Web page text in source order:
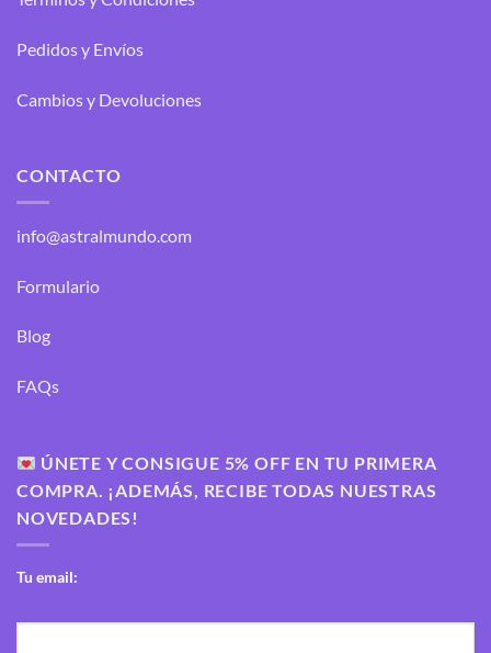
Pedidos y Envíos
Cambios y Devoluciones
CONTACTO
info@astralmundo.com
Formulario
Blog
FAQs
ÚNETE Y CONSIGUE 5% OFF EN TU PRIMERA
COMPRA. ¡ADEMÁS, RECIBE TODAS NUESTRAS
NOVEDADES!
Tu email: